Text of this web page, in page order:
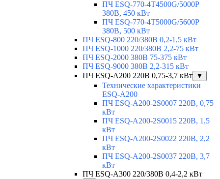
ПЧ ESQ-770-4T4500G/5000P
380В, 450 кВт
ПЧ ESQ-770-4T5000G/5600P
380В, 500 кВт
ПЧ ESQ-800 220/380В 0,2-1,5 кВт
ПЧ ESQ-1000 220/380В 2,2-75 кВт
ПЧ ESQ-2000 380В 75-375 кВт
ПЧ ESQ-9000 380В 2,2-315 кВт
ПЧ ESQ-A200 220В 0,75-3,7 кВт
▼
Технические характеристики
ESQ-A200
ПЧ ESQ-A200-2S0007 220В, 0,75
кВт
ПЧ ESQ-A200-2S0015 220В, 1,5
кВт
ПЧ ESQ-A200-2S0022 220В, 2,2
кВт
ПЧ ESQ-A200-2S0037 220В, 3,7
кВт
ПЧ ESQ-A300 220/380В 0,4-2,2 кВт